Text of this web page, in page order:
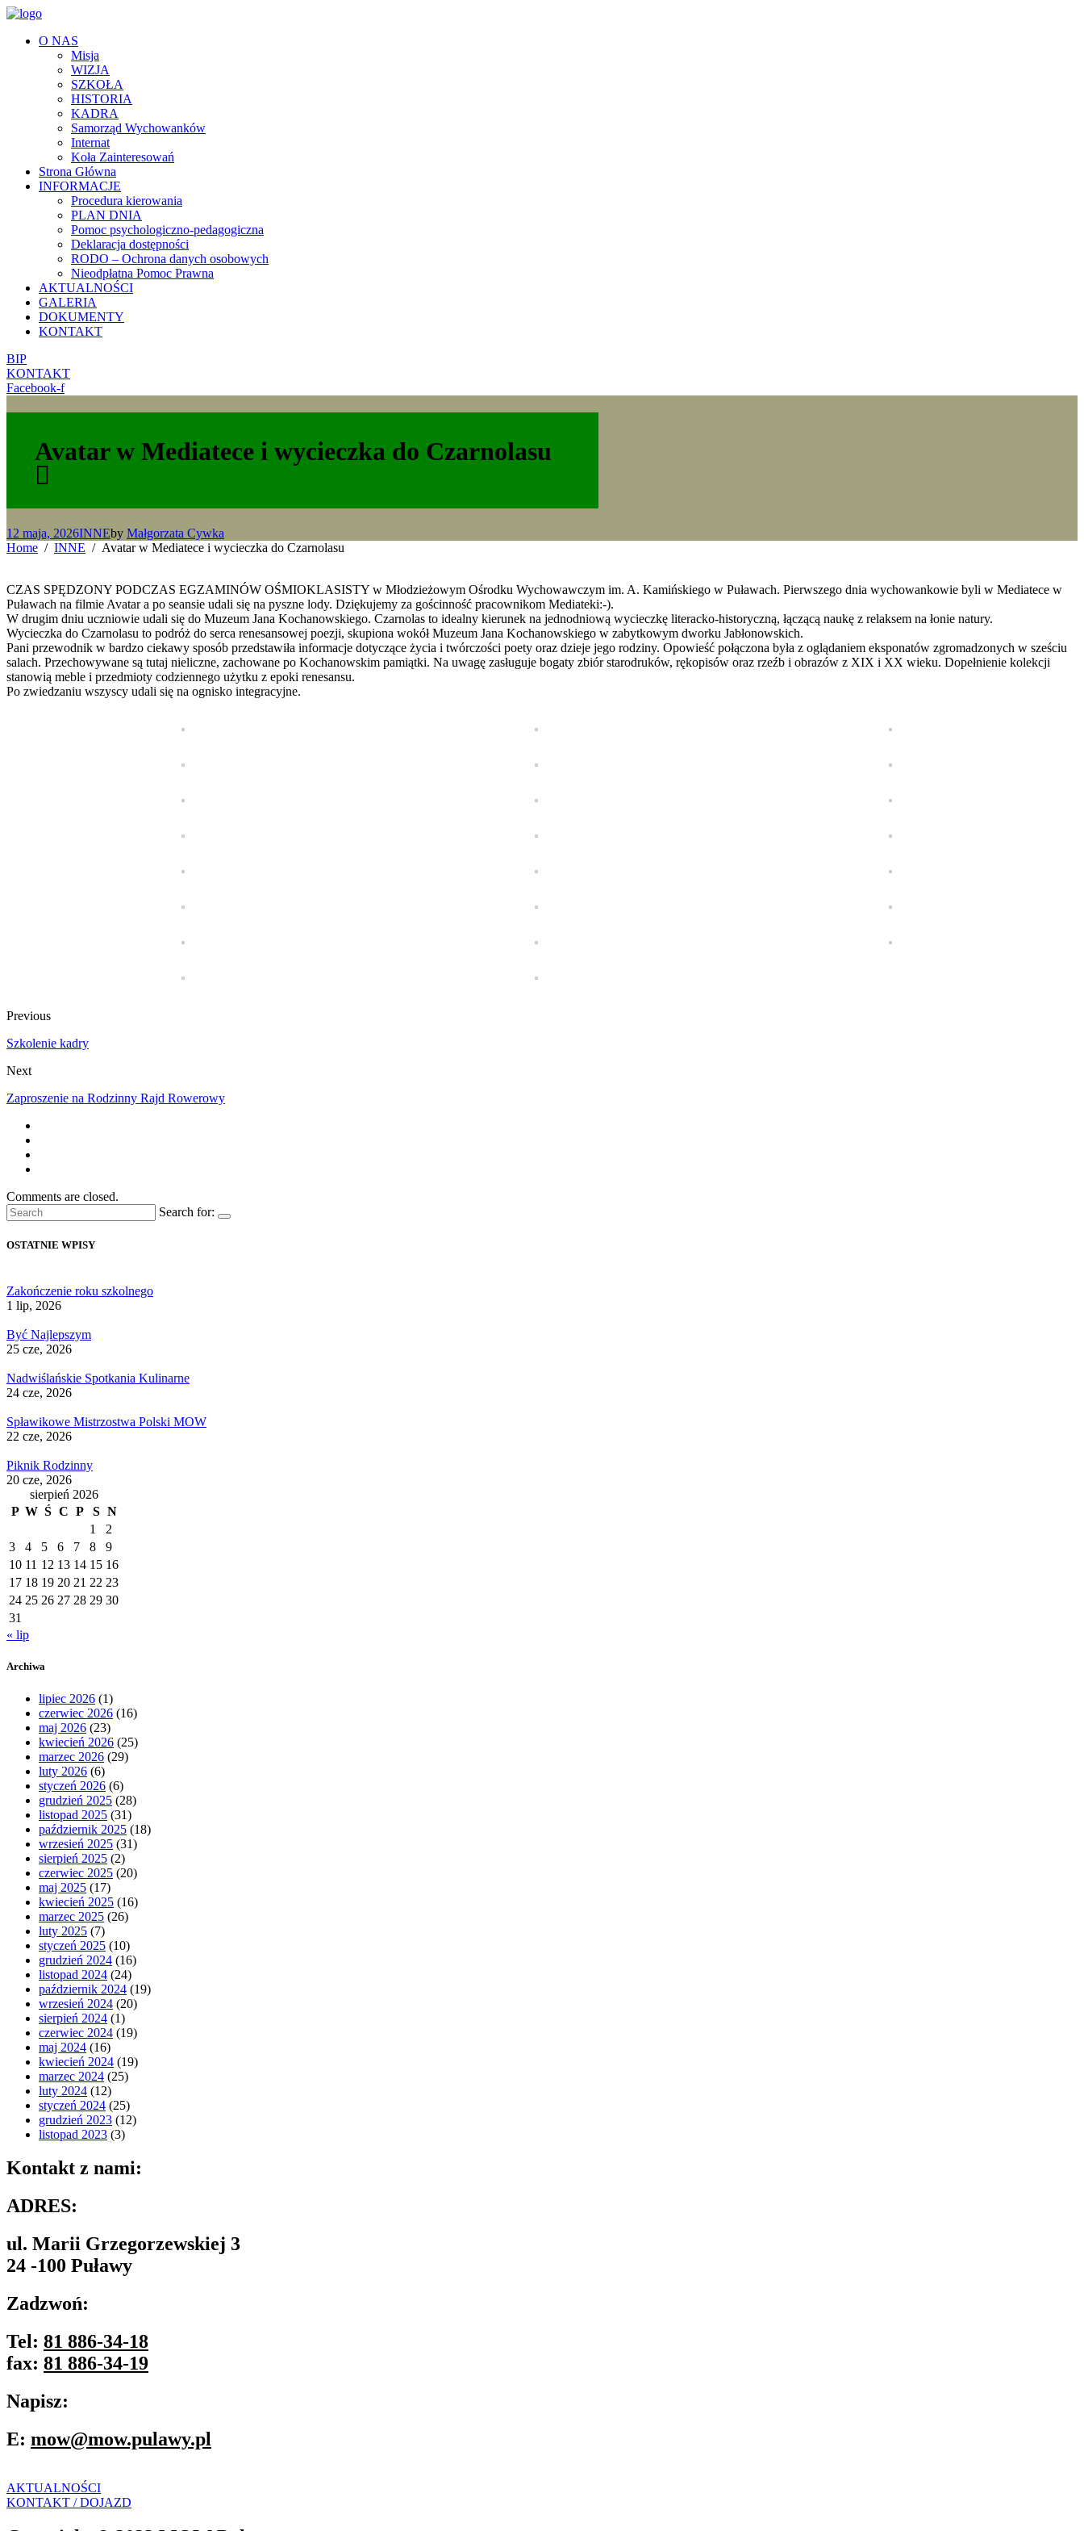
O NAS
Misja
WIZJA
SZKOŁA
HISTORIA
KADRA
Samorząd Wychowanków
Internat
Koła Zainteresowań
Strona Główna
INFORMACJE
Procedura kierowania
PLAN DNIA
Pomoc psychologiczno-pedagogiczna
Deklaracja dostępności
RODO – Ochrona danych osobowych
Nieodpłatna Pomoc Prawna
AKTUALNOŚCI
GALERIA
DOKUMENTY
KONTAKT
BIP
KONTAKT
Facebook-f
Avatar w Mediatece i wycieczka do Czarnolasu
12 maja, 2026INNEby Małgorzata Cywka
Home
INNE Avatar w Mediatece i wycieczka do Czarnolasu
CZAS SPĘDZONY PODCZAS EGZAMINÓW OŚMIOKLASISTY w Młodzieżowym Ośrodku Wychowawczym im. A. Kamińskiego w Puławach. Pierwszego dnia wychowankowie byli w Mediatece w
Puławach na filmie Avatar a po seansie udali się na pyszne lody. Dziękujemy za gościnność pracownikom Mediateki:⁠-⁠).
W drugim dniu uczniowie udali się do Muzeum Jana Kochanowskiego. Czarnolas to idealny kierunek na jednodniową wycieczkę literacko-historyczną, łączącą naukę z relaksem na łonie natury.
Wycieczka do Czarnolasu to podróż do serca renesansowej poezji, skupiona wokół Muzeum Jana Kochanowskiego w zabytkowym dworku Jabłonowskich.
Pani przewodnik w bardzo ciekawy sposób przedstawiła informacje dotyczące życia i twórczości poety oraz dzieje jego rodziny. Opowieść połączona była z oglądaniem eksponatów zgromadzonych w sześciu
salach. Przechowywane są tutaj nieliczne, zachowane po Kochanowskim pamiątki. Na uwagę zasługuje bogaty zbiór starodruków, rękopisów oraz rzeźb i obrazów z XIX i XX wieku. Dopełnienie kolekcji
stanowią meble i przedmioty codziennego użytku z epoki renesansu.
Po zwiedzaniu wszyscy udali się na ognisko integracyjne.
Previous
Szkolenie kadry
Next
Zaproszenie na Rodzinny Rajd Rowerowy
Comments are closed.
Search for:
OSTATNIE WPISY
Zakończenie roku szkolnego
1 lip, 2026
Być Najlepszym
25 cze, 2026
Nadwiślańskie Spotkania Kulinarne
24 cze, 2026
Spławikowe Mistrzostwa Polski MOW
22 cze, 2026
Piknik Rodzinny
20 cze, 2026
sierpień 2026
P W Ś C P S N
1
2
3
4 5 6 7 8
9
10 11 12 13 14 15 16
17 18 19 20 21 22 23
24 25 26 27 28 29 30
31
« lip
Archiwa
lipiec 2026 (1)
czerwiec 2026 (16)
maj 2026 (23)
kwiecień 2026 (25)
marzec 2026 (29)
luty 2026 (6)
styczeń 2026 (6)
grudzień 2025 (28)
listopad 2025 (31)
październik 2025 (18)
wrzesień 2025 (31)
sierpień 2025 (2)
czerwiec 2025 (20)
maj 2025 (17)
kwiecień 2025 (16)
marzec 2025 (26)
luty 2025 (7)
styczeń 2025 (10)
grudzień 2024 (16)
listopad 2024 (24)
październik 2024 (19)
wrzesień 2024 (20)
sierpień 2024 (1)
czerwiec 2024 (19)
maj 2024 (16)
kwiecień 2024 (19)
marzec 2024 (25)
luty 2024 (12)
styczeń 2024 (25)
grudzień 2023 (12)
listopad 2023 (3)
Kontakt z nami:
ADRES:
ul. Marii Grzegorzewskiej 3
24 -100 Puławy
Zadzwoń:
Tel: 81 886-34-18
fax: 81 886-34-19
Napisz:
E: mow@mow.pulawy.pl
AKTUALNOŚCI
KONTAKT / DOJAZD